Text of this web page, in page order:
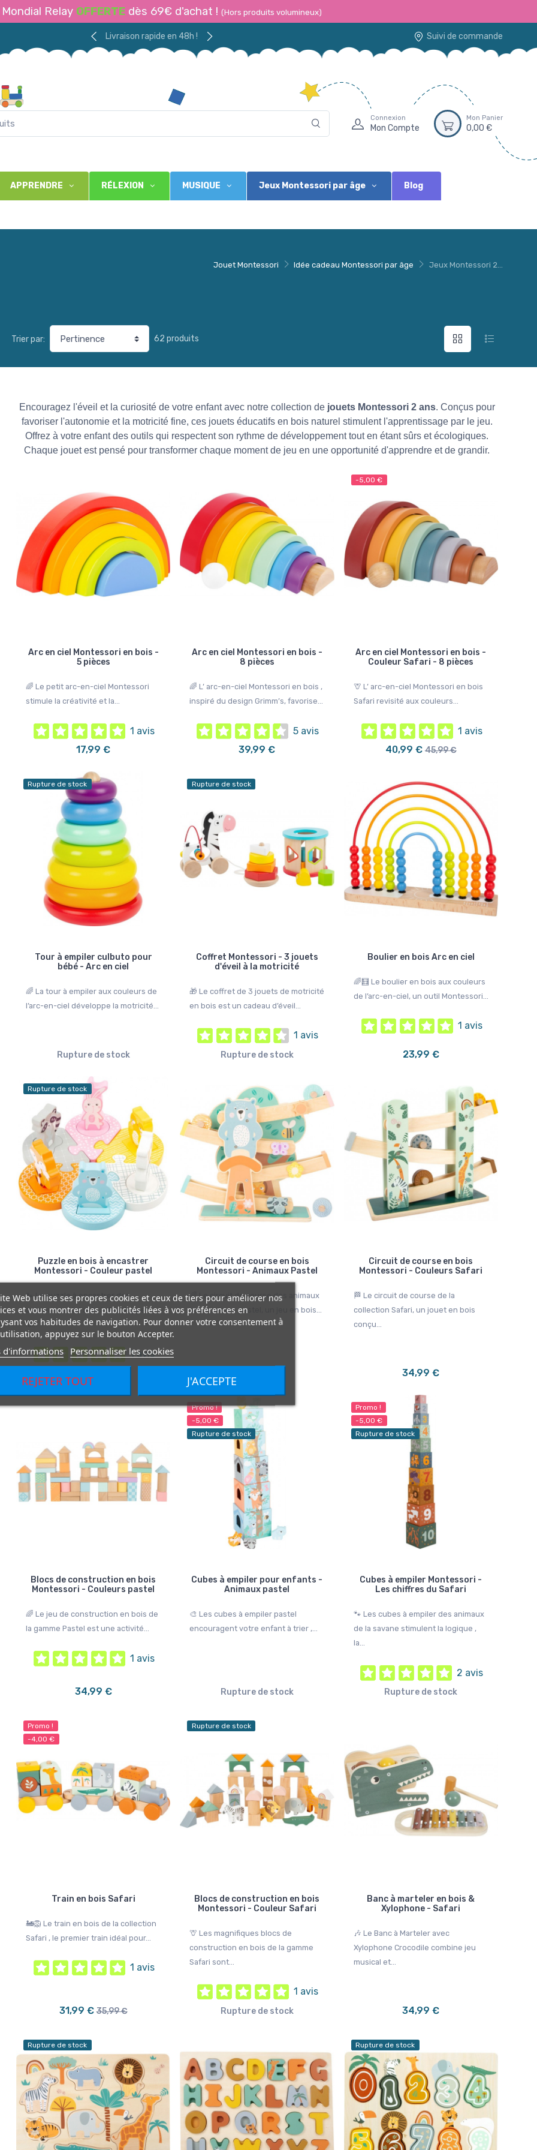
Relay OFFERTE dès 69€ d'achat ! (Hors produits volumineux)
Livraison rapide en 48h ! Suivi de commande
Web utilise ses propres cookies et ceux de tiers pour améliorer nos
et vous montrer des publicités liées à vos préférences en
vos habitudes de navigation. Pour donner votre consentement à
appuyez sur le bouton Accepter.
d'informations Personnaliser les cookies
REJETER TOUT J'ACCEPTE
Connexion
Mon Compte
Mon Panier
0,00 €
APPRENDRE RÉLEXION MUSIQUE Jeux Montessori par âge Blog
Jouet Montessori Idée cadeau Montessori par âge Jeux Montessori 2...
de marche en bois
de marche baleine bleue
bébé dans ses premiers...
2 avis
Rupture de stock
Promo !
Chariot de marche en bois
🐘 Le chariot de marche Montessori est
1 avis
115,99 €125,99 €
Promo !
-15,00 €
Trotteur Montessori en Bois -
🌸 Le chariot de marche champs de
fleurs accompagne votre enfant avec...
2 avis
114,99 €129,99 €
Promo !
Trotteur de marche
🦜 Le chariot de marche en
est un support d’éveil
109,99 €
Trier par: 62 produits
Encouragez l'éveil et la curiosité de votre enfant avec notre collection de jouets Montessori 2 ans. Conçus pour
favoriser l'autonomie et la motricité fine, ces jouets éducatifs en bois naturel stimulent l'apprentissage par le jeu.
Offrez à votre enfant des outils qui respectent son rythme de développement tout en étant sûrs et écologiques.
Chaque jouet est pensé pour transformer chaque moment de jeu en une opportunité d'apprendre et de grandir.
Arc en ciel Montessori en bois -
5 pièces
🌈 Le petit arc-en-ciel Montessori
stimule la créativité et la...
1 avis
17,99 €
Arc en ciel Montessori en bois -
8 pièces
🌈 L’ arc-en-ciel Montessori en bois ,
inspiré du design Grimm’s, favorise...
5 avis
39,99 €
-5,00 €
Arc en ciel Montessori en bois -
Couleur Safari - 8 pièces
🦒 L’ arc-en-ciel Montessori en bois
Safari revisité aux couleurs...
1 avis
40,99 € 45,99 €
Rupture de stock
Tour à empiler culbuto pour
bébé - Arc en ciel
🌈 La tour à empiler aux couleurs de
l’arc-en-ciel développe la motricité...
Rupture de stock
Rupture de stock
Coffret Montessori - 3 jouets
d'éveil à la motricité
🎁 Le coffret de 3 jouets de motricité
en bois est un cadeau d’éveil...
1 avis
Rupture de stock
Boulier en bois Arc en ciel
🌈🧮 Le boulier en bois aux couleurs
de l’arc-en-ciel, un outil Montessori...
1 avis
23,99 €
Rupture de stock
Puzzle en bois à encastrer
Montessori - Couleur pastel
🐾 Le puzzle à encastrer des
animaux pastel aide à développer
la...
1 avis
Circuit de course en bois
Montessori - Animaux Pastel
🌈 Le circuit de course des animaux
aux couleurs pastel, un jeu en bois...
Circuit de course en bois
Montessori - Couleurs Safari
🏁 Le circuit de course de la
collection Safari, un jouet en bois
conçu...
34,99 €
Blocs de construction en bois
Montessori - Couleurs pastel
🌈 Le jeu de construction en bois de
la gamme Pastel est une activité...
1 avis
34,99 €
Promo !
-5,00 €
Rupture de stock
Cubes à empiler pour enfants -
Animaux pastel
🎨 Les cubes à empiler pastel
encouragent votre enfant à trier ,...
Rupture de stock
Promo !
-5,00 €
Rupture de stock
Cubes à empiler Montessori -
Les chiffres du Safari
🐾 Les cubes à empiler des animaux
de la savane stimulent la logique ,
la...
2 avis
Rupture de stock
Promo !
-4,00 €
Train en bois Safari
🚂🦁 Le train en bois de la collection
Safari , le premier train idéal pour...
1 avis
31,99 € 35,99 €
Rupture de stock
Blocs de construction en bois
Montessori - Couleur Safari
🦒 Les magnifiques blocs de
construction en bois de la gamme
Safari sont...
1 avis
Rupture de stock
Banc à marteler en bois &
Xylophone - Safari
🎶 Le Banc à Marteler avec
Xylophone Crocodile combine jeu
musical et...
34,99 €
Rupture de stock Rupture de stock